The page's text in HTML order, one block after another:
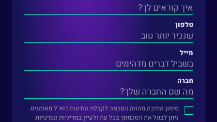
טלפון
מייל
חברה
סימון התיבה מהווה הסכמה לקבלת הודעות דוא"ל מאומניס.
ניתן לבטל את הסכמתך בכל עת ולעיין במדיניות הפרטיות